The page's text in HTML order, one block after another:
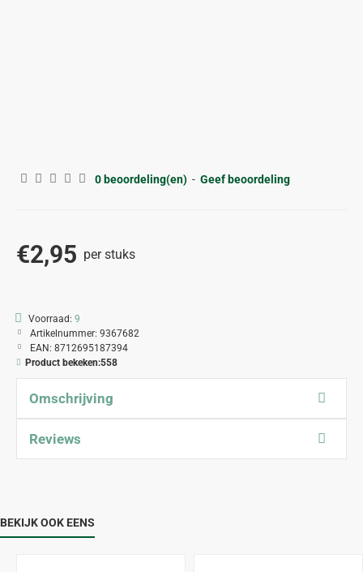
0 beoordeling(en) - Geef beoordeling
€2,95 per stuks
Voorraad: 9
Artikelnummer: 9367682
EAN: 8712695187394
Product bekeken:558
Omschrijving
Reviews
BEKIJK OOK EENS